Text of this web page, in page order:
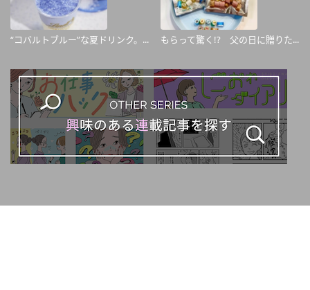
“コバルトブルー”な夏ドリンク。... もらって驚く!? 父の日に贈りた...